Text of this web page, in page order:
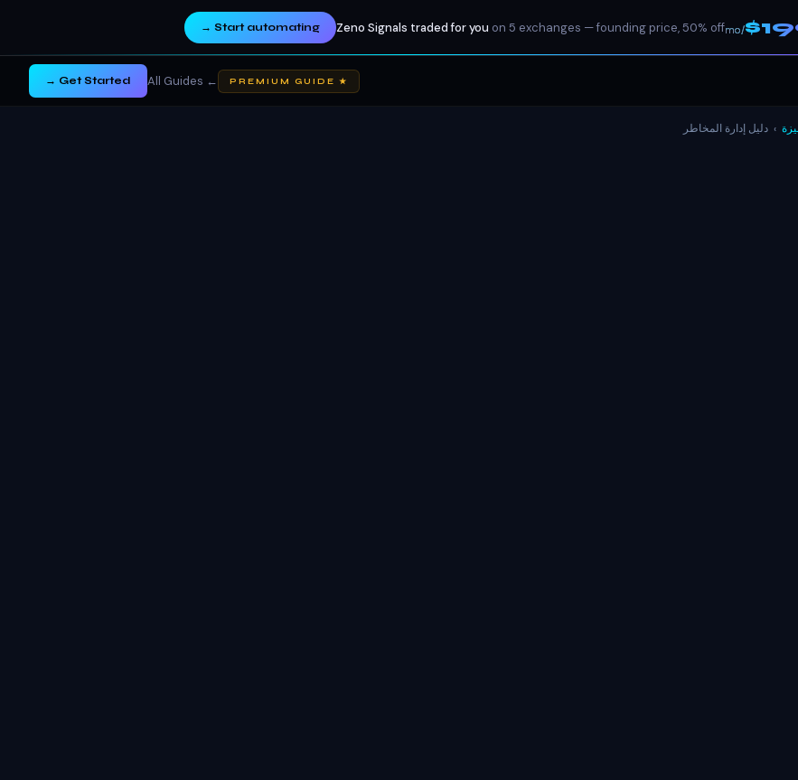
/mo
Zeno Signals traded for you on 5 exchanges — founding price, 50% off
Start automating
→
★ PREMIUM GUIDE
← All Guides
Get Started →
› دليل إدارة المخاطر